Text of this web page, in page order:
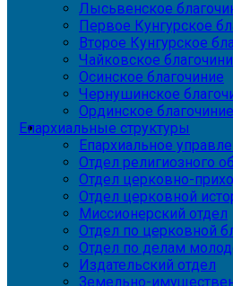
Лысьвенское
Первое Кунгурское
Второе Кунгурское
Чайковское
Осинское благочиние
Чернушинское
Ординское благочиние
Епархиальные структуры
Епархиальное
Отдел религиозного
Отдел церковно-
Отдел церковной
Миссионерский отдел
Отдел по церковной
Отдел по делам
Издательский отдел
Земельно-